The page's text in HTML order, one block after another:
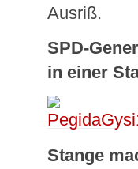
Ausriß.
SPD-
in einer
Stange